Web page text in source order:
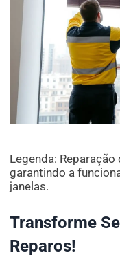
Legenda:
garantindo a
janelas.
Transforme
Reparos!